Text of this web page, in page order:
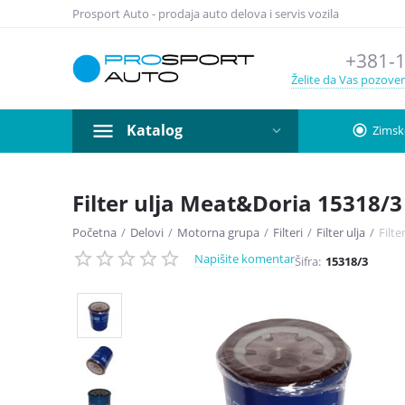
Prosport Auto - prodaja auto delova i servis vozila
+381-
Želite da Vas
Katalog radio_button_checked
Filter ulja Meat&Doria 15318/3
Početna / Delovi / Motorna grupa / Filteri / Filter ulja /
Napišite komentarŠifra: 15318/3